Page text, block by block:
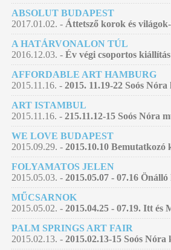
ABSOLUT BUDAPEST
2017.01.02. - Áttetsző korok és
A HATÁRVONALON TÚL
2016.12.03. - Év végi csoportos
AFFORDABLE ART HAMBURG
2015.11.16. - 2015. 11.19-22 Soós
ART ISTAMBUL
2015.11.16. - 215.11.12-15 Soós Nóra
WE LOVE BUDAPEST
2015.09.29. - 2015.10.10
FOLYAMATOS JELEN
2015.05.03. - 2015.05.07 - 07.16
MŰCSARNOK
2015.05.02. - 2015.04.25 - 07.19. Itt és
PALM SPRINGS ART FAIR
2015.02.13. - 2015.02.13-15 Soós